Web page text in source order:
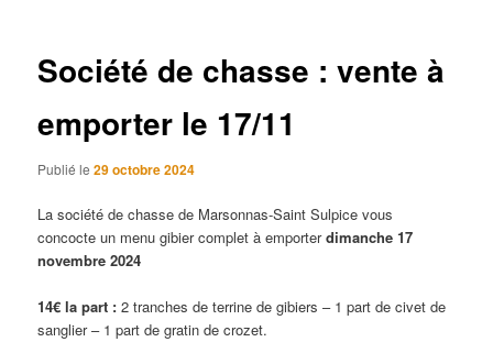
Société de chasse : vente à
emporter le 17/11
Publié le29 octobre 2024
La société de chasse de Marsonnas-Saint Sulpice vous
concocte un menu gibier complet à emporterdimanche 17
novembre 2024
14€ la part : 2 tranches de terrine de gibiers – 1 part de civet de
sanglier – 1 part de gratin de crozet.